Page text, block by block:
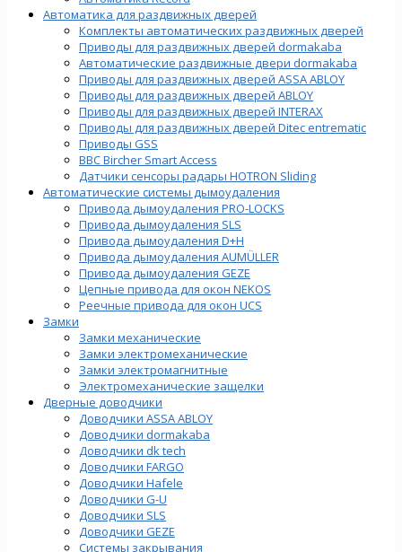
Автоматика для раздвижных дверей
Комплекты автоматических раздвижных дверей
Приводы для раздвижных дверей dormakaba
Автоматические раздвижные двери dormakaba
Приводы для раздвижных дверей ASSA ABLOY
Приводы для раздвижных дверей ABLOY
Приводы для раздвижных дверей INTERAX
Приводы для раздвижных дверей Ditec entrematic
Приводы GSS
BBC Bircher Smart Access
Датчики сенсоры радары HOTRON Sliding
Автоматические системы дымоудаления
Привода дымоудаления PRO-LOCKS
Привода дымоудаления SLS
Привода дымоудаления D+H
Привода дымоудаления AUMÜLLER
Привода дымоудаления GEZE
Цепные привода для окон NEKOS
Реечные привода для окон UСS
Замки
Замки механические
Замки электромеханические
Замки электромагнитные
Электромеханические защелки
Дверные доводчики
Доводчики ASSA ABLOY
Доводчики dormakaba
Доводчики dk tech
Доводчики FARGO
Доводчики Hafele
Доводчики G-U
Доводчики SLS
Доводчики GEZE
Cистемы закрывания